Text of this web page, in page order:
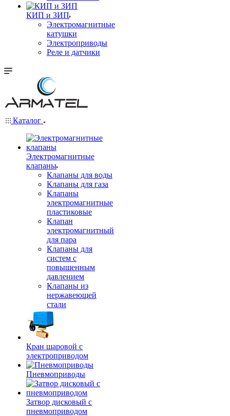
КИП и ЗИП
Электромагнитные
катушки
Электроприводы
Реле и датчики
Каталог
Электромагнитные
клапаны
Клапаны для воды
Клапаны для газа
Клапаны
электромагнитные
пластиковые
Клапан
электромагнитный
для пара
Клапаны для
систем с
повышенным
давлением
Клапаны из
нержавеющей
стали
Кран шаровой с
электроприводом
Пневмоприводы
Затвор дисковый с
пневмоприводом